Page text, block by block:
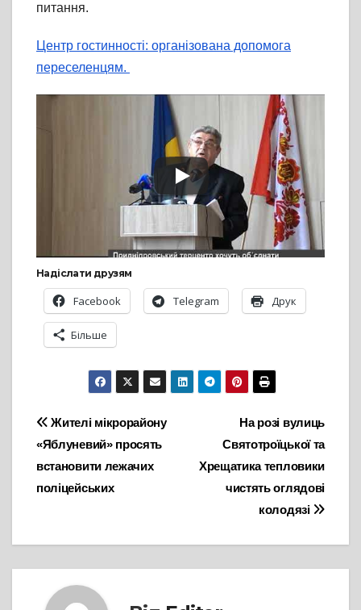
питання.
Центр гостинності: організована допомога
переселенцям.
Надіслати друзям
Facebook Telegram Друк
Більше
Навігація
записів
На розі вулиць
Святотроїцької та
Хрещатика тепловики
чистять оглядові
колодязі
Жителі мікрорайону
«Яблуневий» просять
встановити лежачих
поліцейських